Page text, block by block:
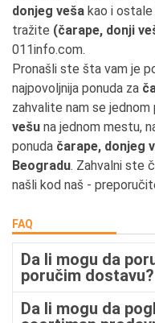
donjeg veša kao i ostale
tražite (čarape, donji
011info.com.
Pronašli ste šta vam je
najpovoljnija ponuda za
zahvalite nam se jednom
vešu na jednom mestu,
ponuda čarape, donjeg
Beogradu. Zahvalni ste
našli kod naš -
FAQ
Da li mogu da
poručim dostavu?
Da li mogu da